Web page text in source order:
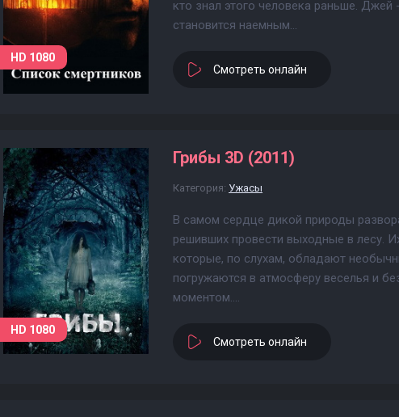
HD 1080
кто знал этого человека раньше.
становится наемным...
Смотреть онлайн
HD 1080
Грибы 3D (2011)
Категория: Ужасы
В самом сердце дикой природы
решивших провести выходные в лесу.
которые, по слухам, обладают
погружаются в атмосферу веселья и
моментом....
Смотреть онлайн